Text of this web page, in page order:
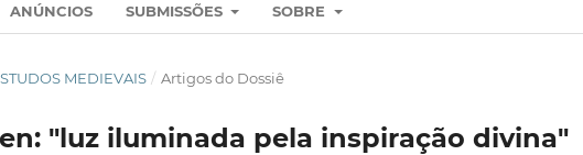
ANÚNCIOS SUBMISSÕES SOBRE
MEDIEVAIS / Artigos do Dossiê
"luz iluminada pela inspiração divina"